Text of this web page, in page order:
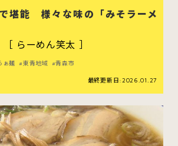
ハンバーガー
すべてのカテゴリをみる
堪能 様々な味の「みそラーメ
［ らーめん笑太 ］
ぁ麺 東青地域 青森市
最終更新日:2026.01.27